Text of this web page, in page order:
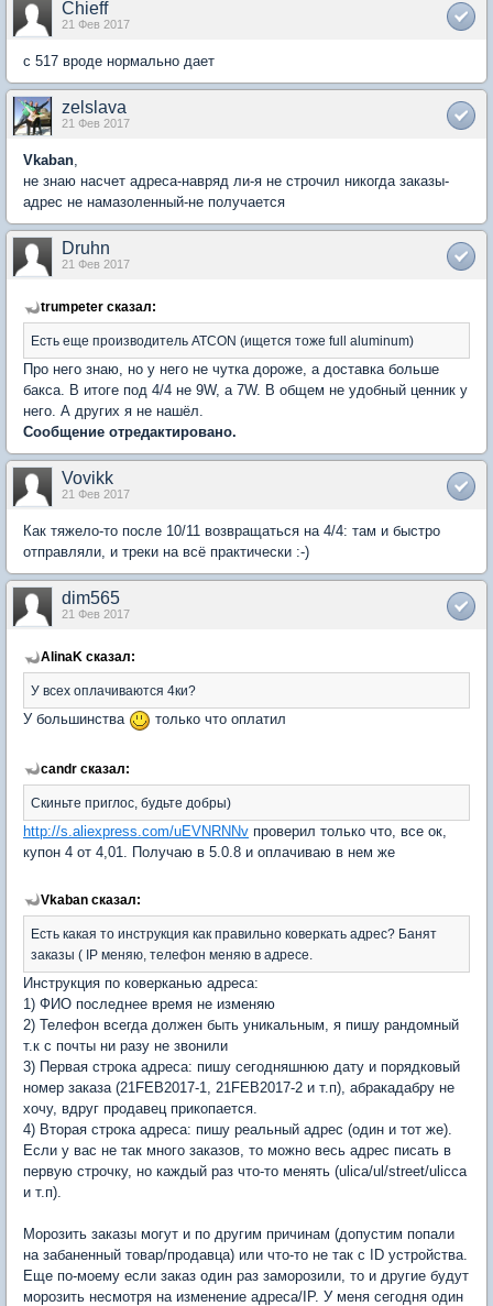
Chieff
21 Фев 2017
с 517 вроде нормально дает
zelslava
21 Фев 2017
Vkaban,
не знаю насчет адреса-навряд ли-я не строчил никогда заказы-
адрес не намазоленный-не получается
Druhn
21 Фев 2017
trumpeter сказал:
Есть еще производитель ATCON (ищется тоже full aluminum)
Про него знаю, но у него не чутка дороже, а доставка больше
бакса. В итоге под 4/4 не 9W, а 7W. В общем не удобный ценник у
него. А других я не нашёл.
Сообщение отредактировано.
Vovikk
21 Фев 2017
Как тяжело-то после 10/11 возвращаться на 4/4: там и быстро
отправляли, и треки на всё практически :-)
dim565
21 Фев 2017
AlinaK сказал:
У всех оплачиваются 4ки?
У большинства только что оплатил
candr сказал:
Скиньте приглос, будьте добры)
http://s.aliexpress.com/uEVNRNNv проверил только что, все ок,
купон 4 от 4,01. Получаю в 5.0.8 и оплачиваю в нем же
Vkaban сказал:
Есть какая то инструкция как правильно коверкать адрес? Банят
заказы ( IP меняю, телефон меняю в адресе.
Инструкция по коверканью адреса:
1) ФИО последнее время не изменяю
2) Телефон всегда должен быть уникальным, я пишу рандомный
т.к с почты ни разу не звонили
3) Первая строка адреса: пишу сегодняшнюю дату и порядковый
номер заказа (21FEB2017-1, 21FEB2017-2 и т.п), абракадабру не
хочу, вдруг продавец прикопается.
4) Вторая строка адреса: пишу реальный адрес (один и тот же).
Если у вас не так много заказов, то можно весь адрес писать в
первую строчку, но каждый раз что-то менять (ulica/ul/street/ulicca
и т.п).
Морозить заказы могут и по другим причинам (допустим попали
на забаненный товар/продавца) или что-то не так с ID устройства.
Еще по-моему если заказ один раз заморозили, то и другие будут
морозить несмотря на изменение адреса/IP. У меня сегодня один